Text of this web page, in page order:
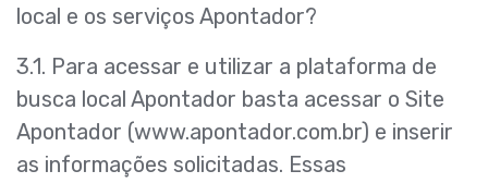
local e os serviços Apontador?
3.1. Para acessar e utilizar a plataforma de
busca local Apontador basta acessar o Site
Apontador (www.apontador.com.br) e inserir
as informações solicitadas. Essas